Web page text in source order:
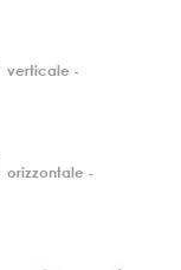
verticale -
orizzontale -